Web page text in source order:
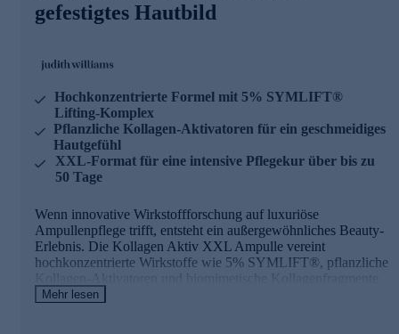
gefestigtes Hautbild
Hochkonzentrierte Formel mit 5% SYMLIFT®
Lifting-Komplex
Pflanzliche Kollagen-Aktivatoren für ein geschmeidiges
Hautgefühl
XXL-Format für eine intensive Pflegekur über bis zu
50 Tage
Wenn innovative Wirkstoffforschung auf luxuriöse
Ampullenpflege trifft, entsteht ein außergewöhnliches Beauty-
Erlebnis. Die Kollagen Aktiv XXL Ampulle vereint
hochkonzentrierte Wirkstoffe wie 5% SYMLIFT®, pflanzliche
Kollagen-Aktivatoren und biomimetische Kollagenfragmente
in einer flüssigen Textur, die sich mühelos verteilen lässt.
Mehr lesen